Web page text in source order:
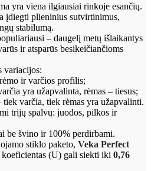
yra viena ilgiausiai rinkoje esančių.
įdiegti plieninius sutvirtinimus,
stabilumą.
– daugelį metų išlaikantys
ir atsparūs besikeičiančioms
variacijos:
ir varčios profilis;
yra užapvalinta, rėmas – tiesus;
tiek varčia, tiek rėmas yra užapvalinti.
trijų spalvų: juodos, pilkos ir
be švino ir 100% perdirbami.
stiklo paketo, Veka Perfect
(U) gali siekti iki 0,76